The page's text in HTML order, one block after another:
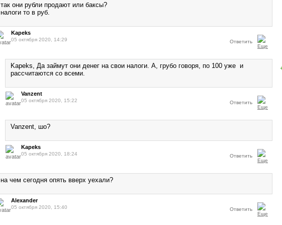
так они рубли продают или баксы?
налоги то в руб.
Kapeks
05 октября 2020, 14:29 Ответить
Kapeks, Да займут они денег на свои налоги. А, грубо говоря, по 100 уже и
рассчитаются со всеми.
Vanzent
05 октября 2020, 15:22 Ответить
Vanzent, шо?
Kapeks
05 октября 2020, 18:24 Ответить
на чем сегодня опять вверх уехали?
Alexander
05 октября 2020, 15:40 Ответить